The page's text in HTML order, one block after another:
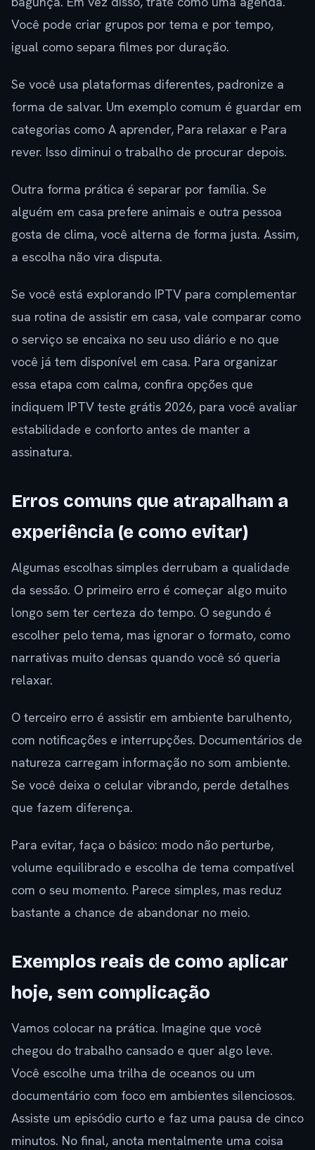
Você pode criar grupos por tema e por tempo,
igual como separa filmes por duração.
Se você usa plataformas diferentes, padronize a
forma de salvar. Um exemplo comum é guardar em
categorias como A aprender, Para relaxar e Para
rever. Isso diminui o trabalho de procurar depois.
Outra forma prática é separar por família. Se
alguém em casa prefere animais e outra pessoa
gosta de clima, você alterna de forma justa. Assim,
a escolha não vira disputa.
Se você está explorando IPTV para complementar
sua rotina de assistir em casa, vale comparar como
o serviço se encaixa no seu uso diário e no que
você já tem disponível em casa. Para organizar
essa etapa com calma, confira opções que
indiquem IPTV teste grátis 2026, para você avaliar
estabilidade e conforto antes de manter a
assinatura.
Erros comuns que atrapalham a
experiência (e como evitar)
Algumas escolhas simples derrubam a qualidade
da sessão. O primeiro erro é começar algo muito
longo sem ter certeza do tempo. O segundo é
escolher pelo tema, mas ignorar o formato, como
narrativas muito densas quando você só queria
relaxar.
O terceiro erro é assistir em ambiente barulhento,
com notificações e interrupções. Documentários de
natureza carregam informação no som ambiente.
Se você deixa o celular vibrando, perde detalhes
que fazem diferença.
Para evitar, faça o básico: modo não perturbe,
volume equilibrado e escolha de tema compatível
com o seu momento. Parece simples, mas reduz
bastante a chance de abandonar no meio.
Exemplos reais de como aplicar
hoje, sem complicação
Vamos colocar na prática. Imagine que você
chegou do trabalho cansado e quer algo leve.
Você escolhe uma trilha de oceanos ou um
documentário com foco em ambientes silenciosos.
Assiste um episódio curto e faz uma pausa de cinco
minutos. No final, anota mentalmente uma coisa